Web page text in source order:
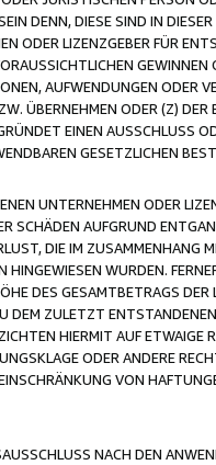
DENN, DIESE SIND IN
ODER LIZENZGEBER FÜR
AUFWENDUNGEN ODER
ÜBERNEHMEN ODER (Z)
EINEN AUSSCHLUSS
GESETZLICHEN
UNTERNEHMEN ODER
SCHÄDEN AUFGRUND
DIE IM ZUSAMMENHANG
HINGEWIESEN WURDEN.
DES GESAMTBETRAGS
DEM ZULETZT
HIERMIT AUF
ODER ANDERE
VON
NACH DEN